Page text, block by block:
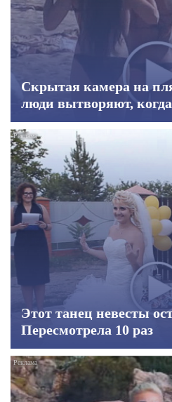
Скрытая камера на
люди вытворяют,
Этот танец невесты
Пересмотрела 10 раз